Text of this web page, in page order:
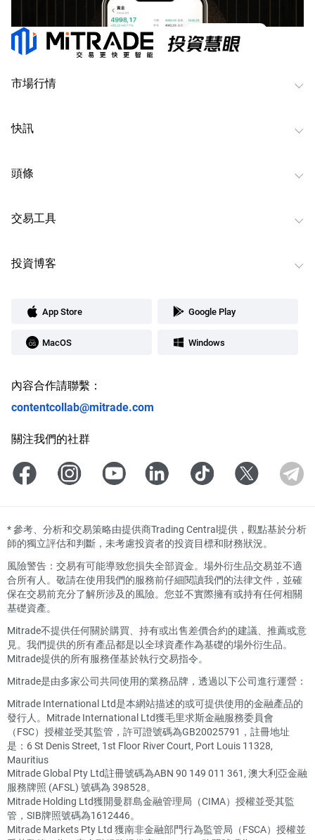
市場行情
快訊
頭條
交易工具
投資博客
App Store Google Play
MacOS Windows
內容合作請聯繫：
contentcollab@mitrade.com
關注我們的社群
*參考、分析和交易策略由提供商Trading Central提供，觀點基於分析
師的獨立評估和判斷，未考慮投資者的投資目標和財務狀況。
風險警告：交易有可能導致您損失全部資金。場外衍生品交易並不適
合所有人。敬請在使用我們的服務前仔細閱讀我們的法律文件，並確
保在交易前充分了解所涉及的風險。您並不實際擁有或持有任何相關
基礎資產。
Mitrade不提供任何關於購買、持有或出售差價合約的建議、推薦或意
見。我們提供的所有產品都是以全球資產作為基礎的場外衍生品。
Mitrade提供的所有服務僅基於執行交易指令。
Mitrade是由多家公司共同使用的業務品牌，透過以下公司進行運營：
Mitrade International Ltd是本網站描述的或可提供使用的金融產品的
發行人。Mitrade International Ltd獲毛里求斯金融服務委員會
（FSC）授權並受其監管，許可證號碼為GB20025791，註冊地址
是：6 St Denis Street, 1st Floor River Court, Port Louis 11328,
Mauritius
Mitrade Global Pty Ltd註冊號碼為ABN 90 149 011 361, 澳大利亞金融
服務牌照 (AFSL) 號碼為 398528。
Mitrade Holding Ltd獲開曼群島金融管理局（CIMA）授權並受其監
管，SIB牌照號碼為1612446。
Mitrade Markets Pty Ltd 獲南非金融部門行為監管局（FSCA）授權並